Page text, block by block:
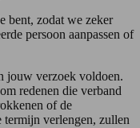
bent, zodat we zeker
persoon aanpassen of
jouw verzoek voldoen.
redenen die verband
of de
verlengen, zullen